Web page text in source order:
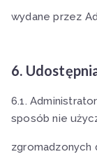
wydane przez
6.
6.1.
sposób nie
zgromadzonych